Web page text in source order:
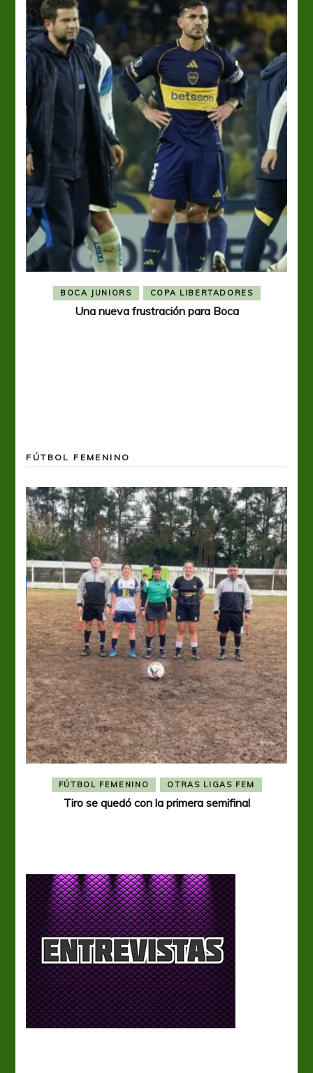
BOCA JUNIORS COPA LIBERTADORES
Una nueva frustración para Boca
FÚTBOL FEMENINO
FÚTBOL FEMENINO OTRAS LIGAS FEM
Tiro se quedó con la primera semifinal